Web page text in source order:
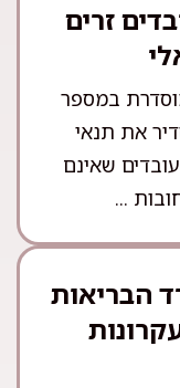
זרים
במספר
את תנאי
שאינם
...
הבריאות